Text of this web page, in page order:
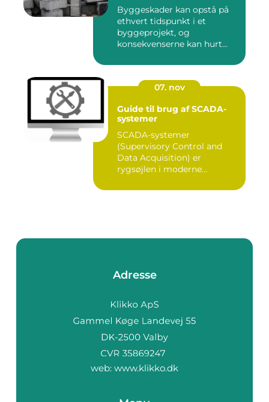
Byggeskader kan opstå på
ethvert tidspunkt i et
byggeprojekt, og
konsekvenserne kan hurt...
07. nov
Guide til brug af SCADA-
systemer
SCADA-systemer
(Supervisory Control and
Data Acquisition) er
rygsøjlen i moderne
Adresse
web: www.klikko.dk